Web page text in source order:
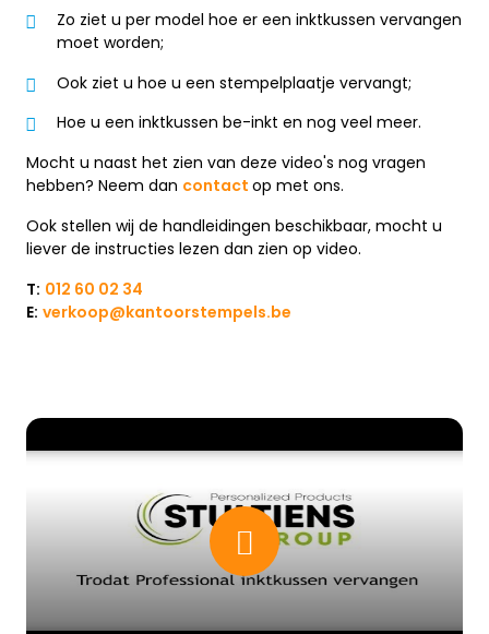
Zo ziet u per model hoe er een inktkussen vervangen
moet worden;
Ook ziet u hoe u een stempelplaatje vervangt;
Hoe u een inktkussen be-inkt en nog veel meer.
Mocht u naast het zien van deze video's nog vragen
hebben? Neem dan contact op met ons.
Ook stellen wij de handleidingen beschikbaar, mocht u
liever de instructies lezen dan zien op video.
T: 012 60 02 34
E: verkoop@kantoorstempels.be